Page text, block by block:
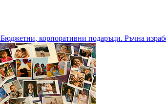
Бюджетни, корпоративни подаръци. Ръчна